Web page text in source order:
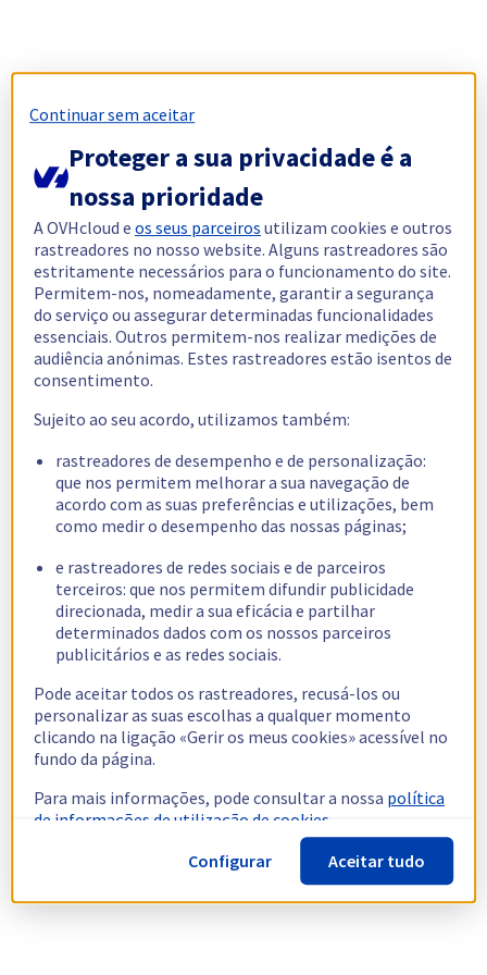
Continuar sem aceitar
Proteger a sua privacidade é a
nossa prioridade
A OVHcloud eos seus parceiros utilizam cookies e outros
rastreadores no nosso website. Alguns rastreadores são
estritamente necessários para o funcionamento do site.
Permitem-nos, nomeadamente, garantir a segurança
do serviço ou assegurar determinadas funcionalidades
essenciais. Outros permitem-nos realizar medições de
audiência anónimas. Estes rastreadores estão isentos de
consentimento.
Sujeito ao seu acordo, utilizamos também:
rastreadores de desempenho e de personalização:
que nos permitem melhorar a sua navegação de
acordo com as suas preferências e utilizações, bem
como medir o desempenho das nossas páginas;
e rastreadores de redes sociais e de parceiros
terceiros: que nos permitem difundir publicidade
direcionada, medir a sua eficácia e partilhar
determinados dados com os nossos parceiros
publicitários e as redes sociais.
Pode aceitar todos os rastreadores, recusá-los ou
personalizar as suas escolhas a qualquer momento
clicando na ligação «Gerir os meus cookies» acessível no
fundo da página.
Para mais informações, pode consultar a nossa política
de informações de utilização de cookies.
Configurar
Aceitar tudo